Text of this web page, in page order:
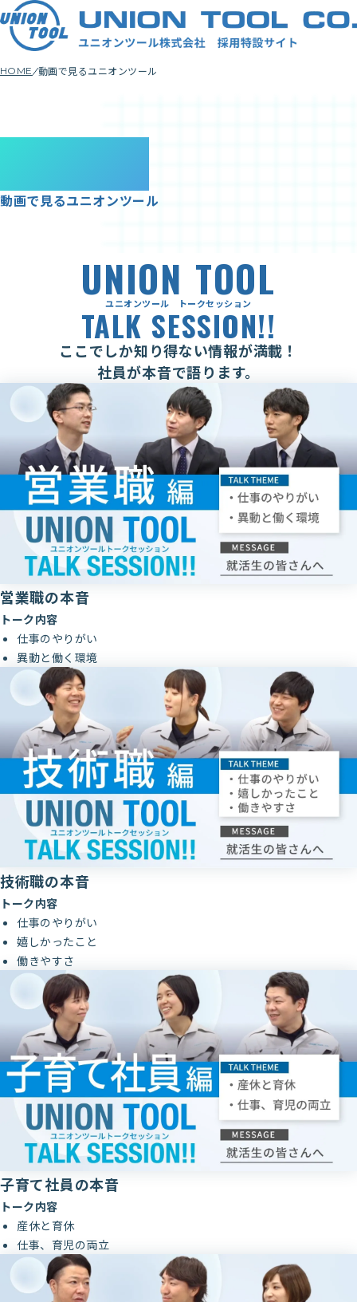
HOME 動画で見るユニオンツール
動画で見るユニオンツール
UNION TOOL
ユニオンツール トークセッション
TALK SESSION!!
ここでしか知り得ない情報が満載！
社員が本音で語ります。
営業職の本音
トーク内容
仕事のやりがい
異動と働く環境
技術職の本音
トーク内容
仕事のやりがい
嬉しかったこと
働きやすさ
子育て社員の本音
トーク内容
産休と育休
仕事、育児の両立